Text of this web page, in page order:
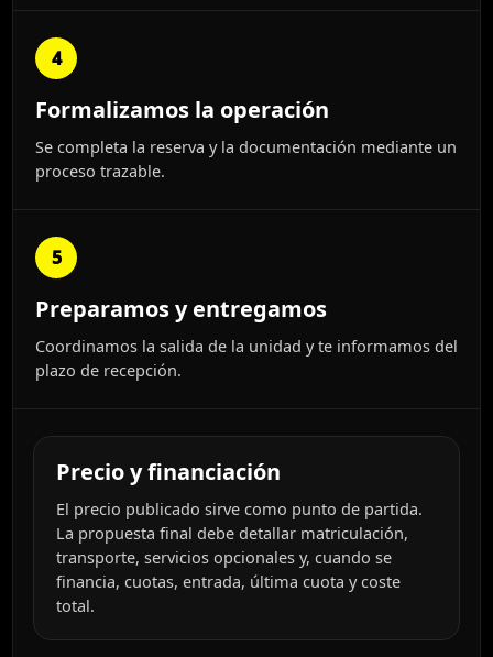
4
Formalizamos la operación
Se completa la reserva y la documentación mediante un
proceso trazable.
5
Preparamos y entregamos
Coordinamos la salida de la unidad y te informamos del
plazo de recepción.
Precio y financiación
El precio publicado sirve como punto de partida.
La propuesta final debe detallar matriculación,
transporte, servicios opcionales y, cuando se
financia, cuotas, entrada, última cuota y coste
total.